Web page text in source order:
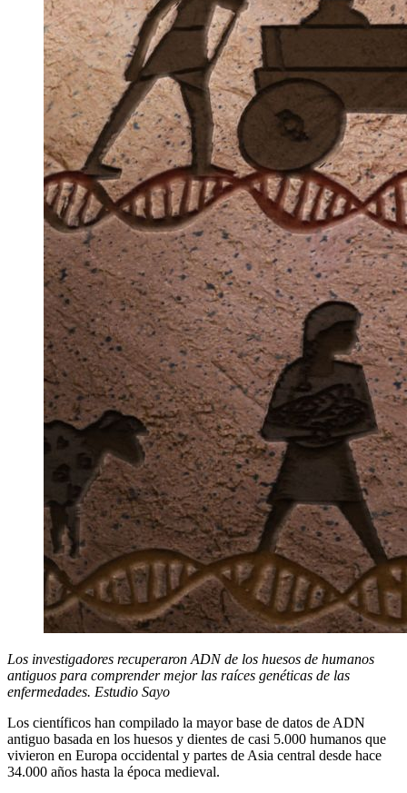
Los investigadores recuperaron ADN de los huesos de humanos
antiguos para comprender mejor las raíces genéticas de las
enfermedades. Estudio Sayo
Los científicos han compilado la mayor base de datos de ADN
antiguo basada en los huesos y dientes de casi 5.000 humanos que
vivieron en Europa occidental y partes de Asia central desde hace
34.000 años hasta la época medieval.